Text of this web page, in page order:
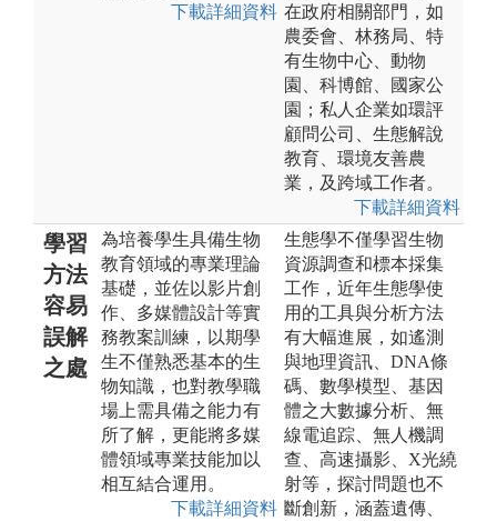
下載詳細資料 在政府相關部門，如
農委會、林務局、特
有生物中心、動物
園、科博館、國家公
園；私人企業如環評
顧問公司、生態解說
教育、環境友善農
業，及跨域工作者。
下載詳細資料
學習
方法
容易
誤解
之處
為培養學生具備生物
教育領域的專業理論
基礎，並佐以影片創
作、多媒體設計等實
務教案訓練，以期學
生不僅熟悉基本的生
物知識，也對教學職
場上需具備之能力有
所了解，更能將多媒
體領域專業技能加以
相互結合運用。
下載詳細資料
生態學不僅學習生物
資源調查和標本採集
工作，近年生態學使
用的工具與分析方法
有大幅進展，如遙測
與地理資訊、DNA條
碼、數學模型、基因
體之大數據分析、無
線電追踪、無人機調
查、高速攝影、X光繞
射等，探討問題也不
斷創新，涵蓋遺傳、